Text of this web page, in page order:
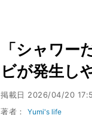
「シャワ
ビが発生し
掲載日 2026/04/20
著者：Yumi's life